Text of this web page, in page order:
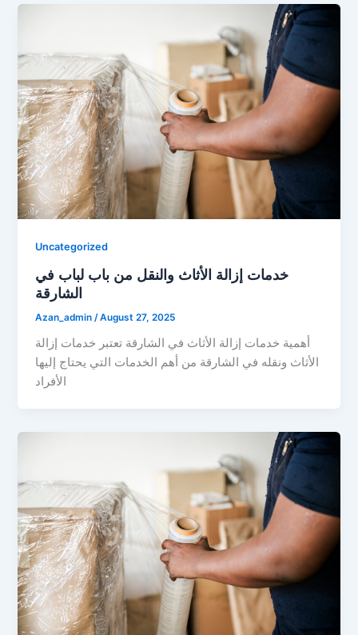
Uncategorized
خدمات إزالة الأثاث والنقل من باب لباب في
الشارقة
Azan_admin /August 27, 2025
أهمية خدمات إزالة الأثاث في الشارقة تعتبر خدمات إزالة
الأثاث ونقله في الشارقة من أهم الخدمات التي يحتاج إليها
الأفراد